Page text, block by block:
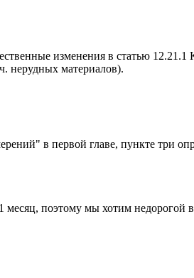
изменения в статью
нерудных материалов).
в первой главе, пункте три
поэтому мы хотим